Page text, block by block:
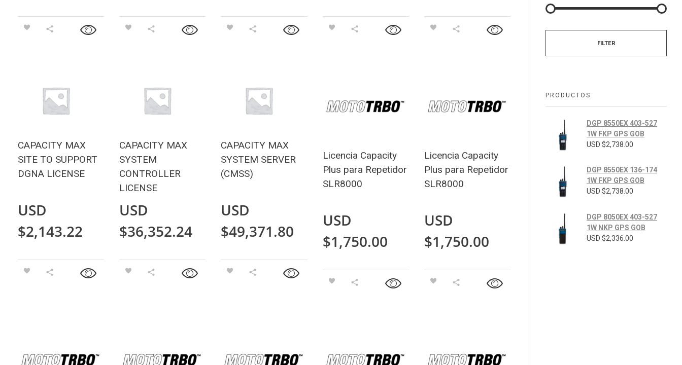
CAPACITY MAX
SITE TO SUPPORT
DGNA LICENSE
USD
$2,143.22
CAPACITY MAX
SYSTEM
CONTROLLER
LICENSE
USD
$36,352.24
CAPACITY MAX
SYSTEM SERVER
(CMSS)
USD
$49,371.80
Licencia Capacity
Plus para Repetidor
SLR8000
USD
$1,750.00
Licencia Capacity
Plus para Repetidor
SLR8000
USD
$1,750.00
FILTER
PRODUCTOS
DGP 8550EX 403-527
1W FKP GPS GOB
USD $2,738.00
DGP 8550EX 136-174
1W FKP GPS GOB
USD $2,738.00
DGP 8050EX 403-527
1W NKP GPS GOB
USD $2,336.00